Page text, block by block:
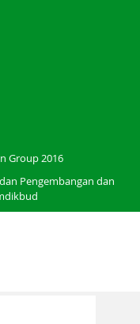
Group 2016
Pengembangan dan